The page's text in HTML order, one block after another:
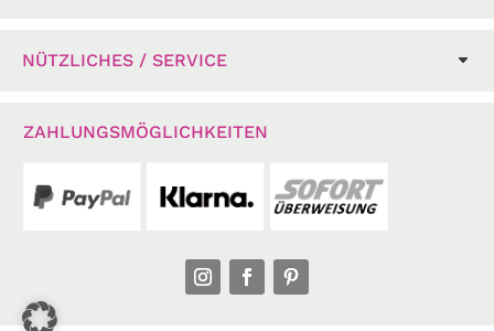
NÜTZLICHES / SERVICE
ZAHLUNGSMÖGLICHKEITEN